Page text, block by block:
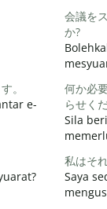
会議を
か?
。
e-
何か必
らせく
Sila
私はそ
Saya